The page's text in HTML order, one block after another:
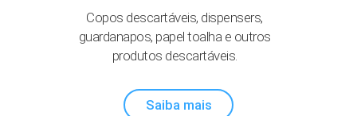
Copos descartáveis, dispensers,
guardanapos, papel toalha e outros
produtos descartáveis.
Saiba mais